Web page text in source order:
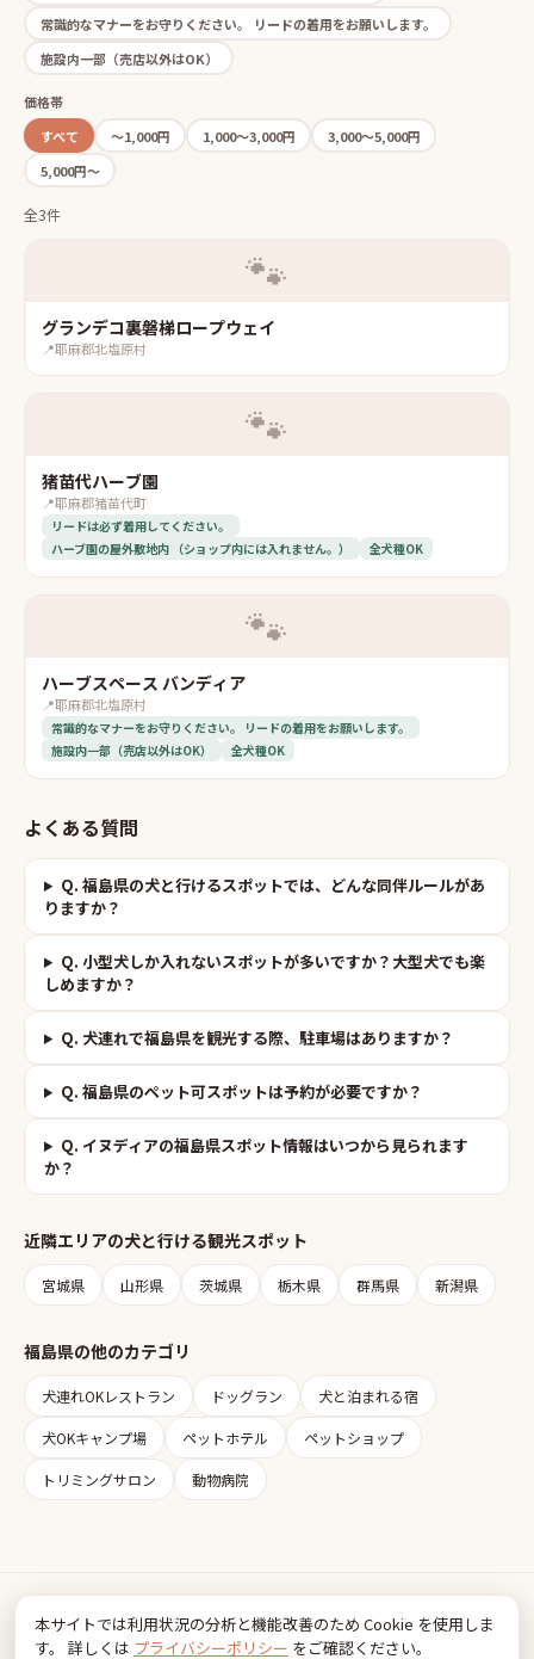
常識的なマナーをお守りください。 リードの着用をお願いします。
施設内一部（売店以外はOK）
価格帯
すべて
〜1,000円 1,000〜3,000円
3,000〜5,000円
5,000円〜
全3件
🐾
グランデコ裏磐梯ロープウェイ
📍耶麻郡北塩原村
🐾
猪苗代ハーブ園
📍耶麻郡猪苗代町
リードは必ず着用してください。
ハーブ園の屋外敷地内 （ショップ内には入れません。）
全犬種OK
🐾
ハーブスペース バンディア
📍耶麻郡北塩原村
常識的なマナーをお守りください。 リードの着用をお願いします。
施設内一部（売店以外はOK）
全犬種OK
よくある質問
Q. 福島県の犬と行けるスポットでは、どんな同伴ルールがあ
りますか？
Q. 小型犬しか入れないスポットが多いですか？大型犬でも楽
しめますか？
Q. 犬連れで福島県を観光する際、駐車場はありますか？
Q. 福島県のペット可スポットは予約が必要ですか？
Q. イヌディアの福島県スポット情報はいつから見られます
か？
近隣エリアの犬と行ける観光スポット
宮城県 山形県 茨城県 栃木県 群馬県 新潟県
福島県の他のカテゴリ
犬連れOKレストラン ドッグラン 犬と泊まれる宿
犬OKキャンプ場 ペットホテル ペットショップ
トリミングサロン 動物病院
Inudia
犬とお出かけ情報
本サイトでは利用状況の分析と機能改善のため Cookie を使用しま
す。 詳しくは プライバシーポリシー をご確認ください。